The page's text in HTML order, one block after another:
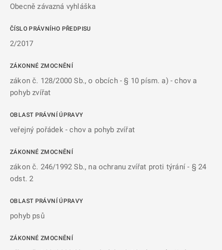
Obecně závazná vyhláška
ČÍSLO PRÁVNÍHO PŘEDPISU
2/2017
ZÁKONNÉ ZMOCNĚNÍ
zákon č. 128/2000 Sb., o obcích - § 10 písm. a) - chov a
pohyb zvířat
OBLAST PRÁVNÍ ÚPRAVY
veřejný pořádek - chov a pohyb zvířat
ZÁKONNÉ ZMOCNĚNÍ
zákon č. 246/1992 Sb., na ochranu zvířat proti týrání - § 24
odst. 2
OBLAST PRÁVNÍ ÚPRAVY
pohyb psů
ZÁKONNÉ ZMOCNĚNÍ